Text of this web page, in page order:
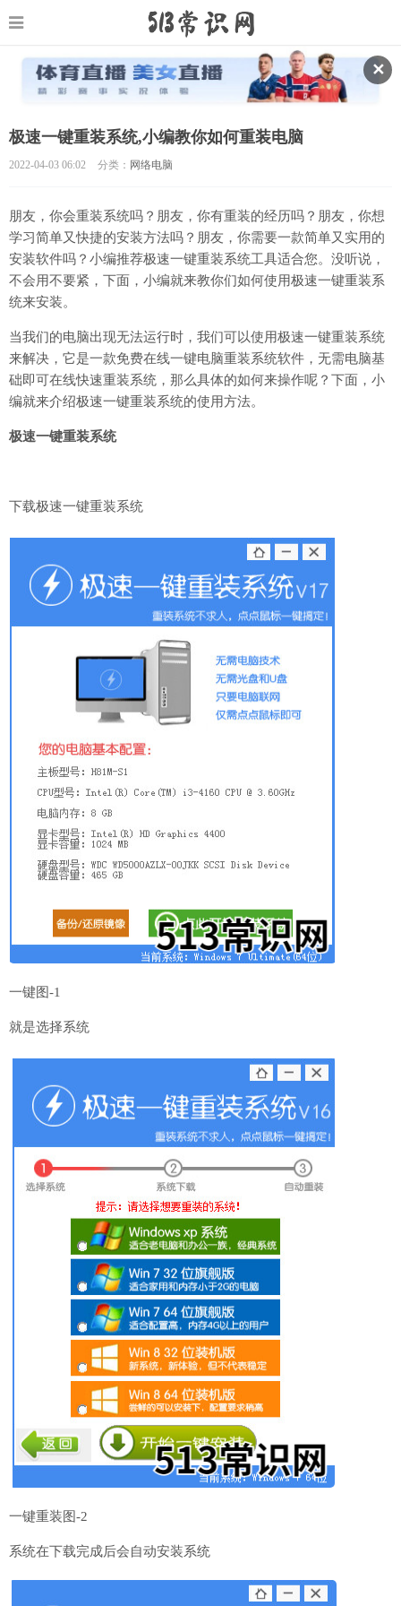
✕
极速一键重装系统,小编教你如何重装电脑
2022-04-03 06:02 分类： 网络电脑
朋友，你会重装系统吗？朋友，你有重装的经历吗？朋友，你想
学习简单又快捷的安装方法吗？朋友，你需要一款简单又实用的
安装软件吗？小编推荐极速一键重装系统工具适合您。没听说，
不会用不要紧，下面，小编就来教你们如何使用极速一键重装系
统来安装。
当我们的电脑出现无法运行时，我们可以使用极速一键重装系统
来解决，它是一款免费在线一键电脑重装系统软件，无需电脑基
础即可在线快速重装系统，那么具体的如何来操作呢？下面，小
编就来介绍极速一键重装系统的使用方法。
极速一键重装系统
下载极速一键重装系统
一键图-1
就是选择系统
一键重装图-2
系统在下载完成后会自动安装系统